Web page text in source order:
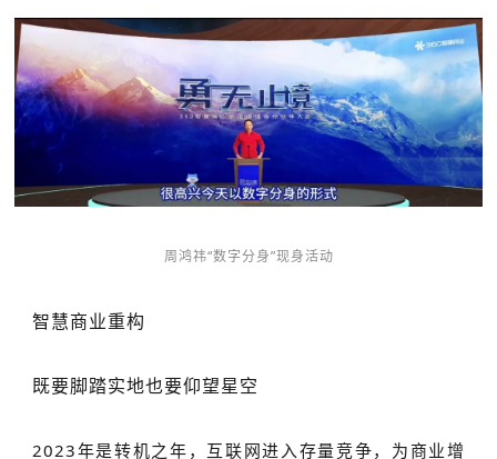
周鸿祎“数字分身”现身活动
智慧商业重构
既要脚踏实地也要仰望星空
2023年是转机之年，互联网进入存量竞争，为商业增